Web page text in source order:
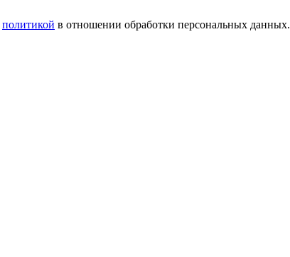
политикой в отношении обработки персональных данных.